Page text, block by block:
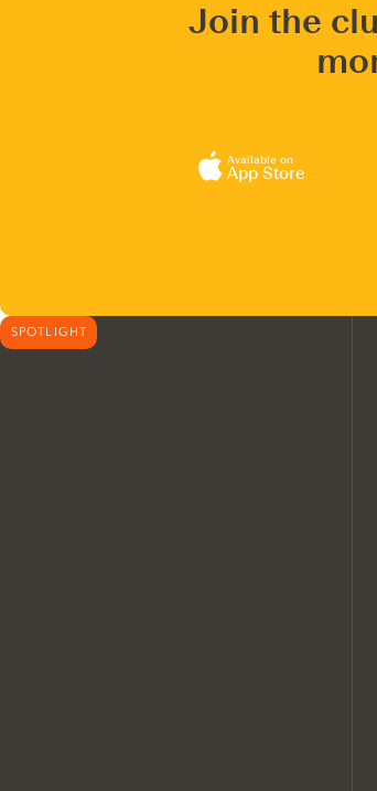
Join the
Available on
App Store
SPOTLIGHT